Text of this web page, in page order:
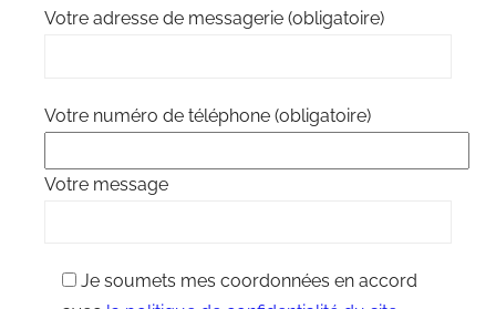
Votre adresse de messagerie (obligatoire)
Votre numéro de téléphone (obligatoire)
Votre message
Je soumets mes coordonnées en accord